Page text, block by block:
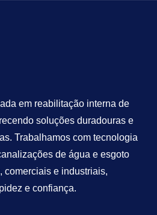
em reabilitação interna de
soluções duradouras e
Trabalhamos com tecnologia
de água e esgoto
comerciais e industriais,
e confiança.